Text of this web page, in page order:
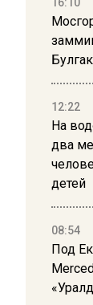
12:22
На
два
детей
08:54
Под